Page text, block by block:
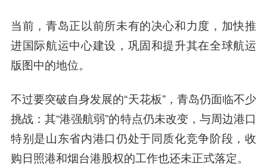
当前，青岛正以前所未有的决心和力度，加快推
进国际航运中心建设，巩固和提升其在全球航运
版图中的地位。
不过要突破自身发展的“天花板”，青岛仍面临不少
挑战：其“港强航弱”的特点仍未改变，与周边港口
特别是山东省内港口仍处于同质化竞争阶段，收
购日照港和烟台港股权的工作也还未正式落定。